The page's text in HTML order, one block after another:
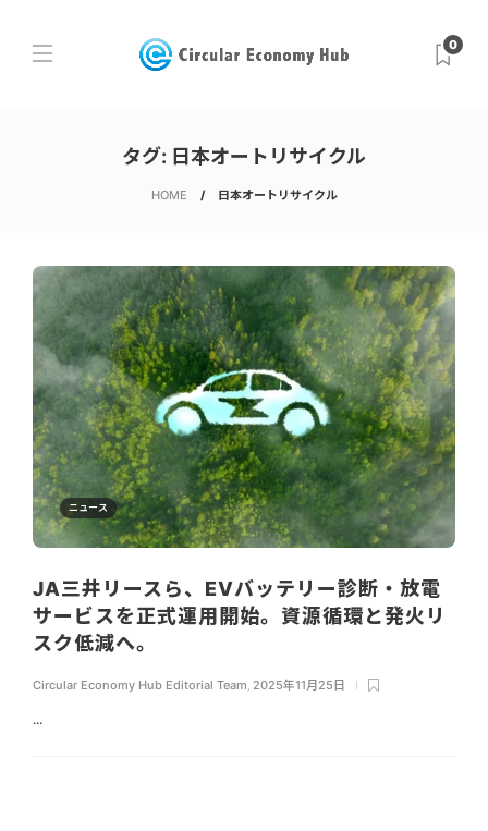
0
タグ: 日本オートリサイクル
HOME 日本オートリサイクル
ニュース
JA三井リースら、EVバッテリー診断・放電
サービスを正式運用開始。資源循環と発火リ
スク低減へ。
Circular Economy Hub Editorial Team 2025年11月25日
...